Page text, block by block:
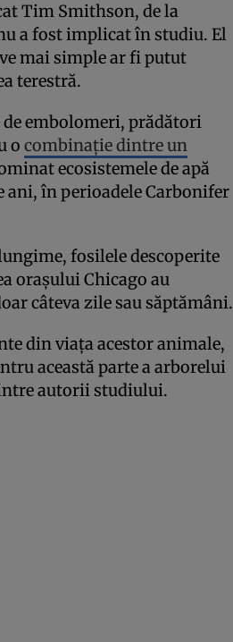
Tim Smithson, de la
a fost implicat în studiu. El
mai simple ar fi putut
terestră.
de embolomeri, prădători
o combinație dintre un
ecosistemele de apă
ani, în perioadele Carbonifer
fosilele descoperite
orașului Chicago au
câteva zile sau săptămâni.
din viața acestor animale,
această parte a arborelui
autorii studiului.